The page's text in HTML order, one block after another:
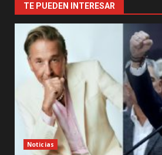
TE PUEDEN INTERESAR
Noticias